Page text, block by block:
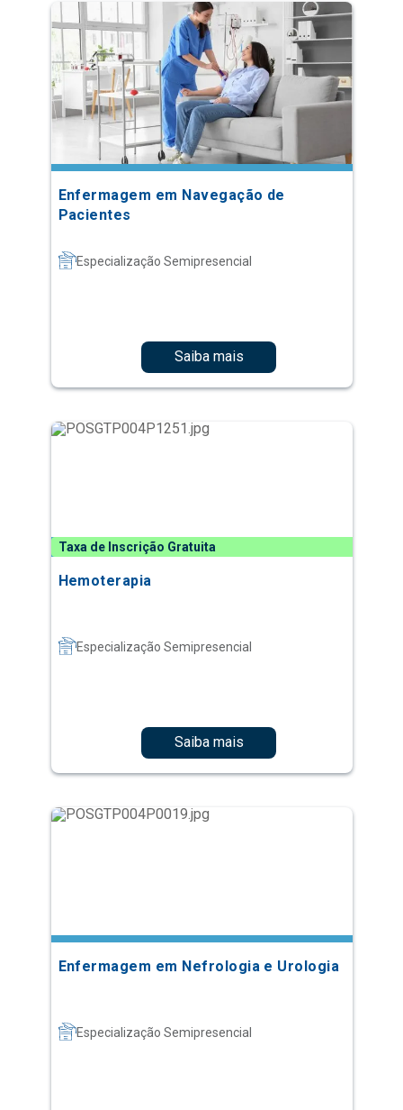
Enfermagem em Navegação de
Pacientes
Especialização Semipresencial
Saiba mais
Taxa de Inscrição Gratuita
Hemoterapia
Especialização Semipresencial
Saiba mais
Enfermagem em Nefrologia e Urologia
Especialização Semipresencial